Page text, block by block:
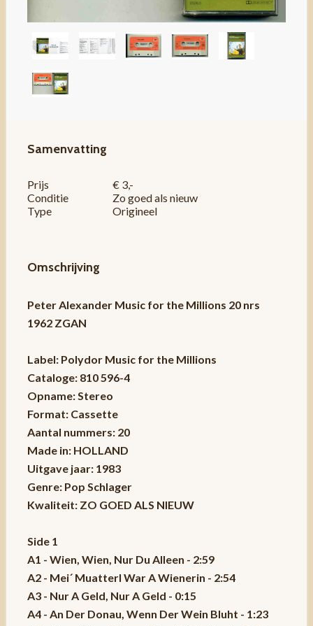
Samenvatting
Prijs
€ 3,-
Conditie
Zo goed als nieuw
Type
Origineel
Omschrijving
Peter Alexander Music for the Millions 20 nrs
1962 ZGAN
Label: Polydor Music for the Millions
Cataloge: 810 596-4
Opname: Stereo
Format: Cassette
Aantal nummers: 20
Made in: HOLLAND
Uitgave jaar: 1983
Genre: Pop Schlager
Kwaliteit: ZO GOED ALS NIEUW
Side 1
A1 - Wien, Wien, Nur Du Alleen - 2:59
A2 - Mei´ Muatterl War A Wienerin - 2:54
A3 - Nur A Geld, Nur A Geld - 0:15
A4 - An Der Donau, Wenn Der Wein Bluht - 1:23